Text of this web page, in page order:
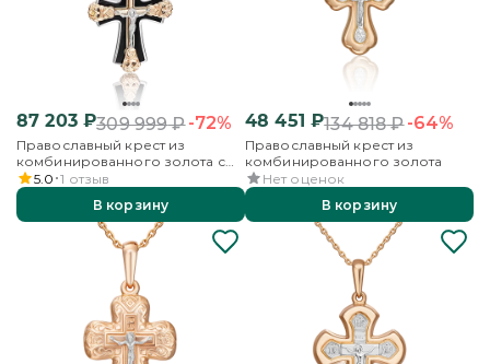
87 203₽309 999₽-72%
Православный крест из
комбинированного золота с
эмалью
5.0 1 отзыв
В корзину
48 451 ₽134 818₽-64%
Православный крест из
комбинированного золота
Нет оценок
В корзину